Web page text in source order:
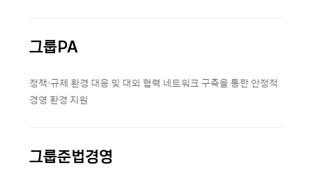
그룹PA
정책·규제 환경 대응 및 대외 협력 네트워크 구축을 통한 안정적
경영 환경 지원
그룹준법경영